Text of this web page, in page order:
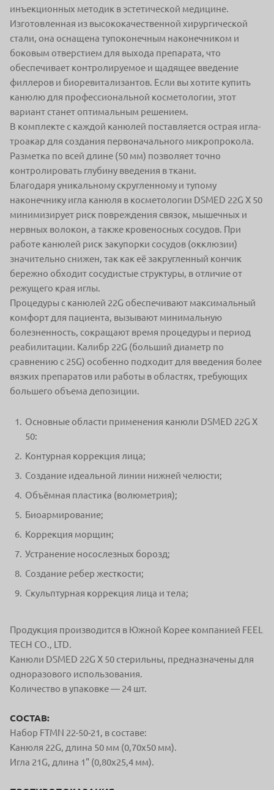
инъекционных методик в эстетической медицине.
Изготовленная из высококачественной хирургической
стали, она оснащена тупоконечным наконечником и
боковым отверстием для выхода препарата, что
обеспечивает контролируемое и щадящее введение
филлеров и биоревитализантов. Если вы хотите купить
канюлю для профессиональной косметологии, этот
вариант станет оптимальным решением.
В комплекте с каждой канюлей поставляется острая игла-
троакар для создания первоначального микропрокола.
Разметка по всей длине (50 мм) позволяет точно
контролировать глубину введения в ткани.
Благодаря уникальному скругленному и тупому
наконечнику игла канюля в косметологии DSMED 22G X 50
минимизирует риск повреждения связок, мышечных и
нервных волокон, а также кровеносных сосудов. При
работе канюлей риск закупорки сосудов (окклюзии)
значительно снижен, так как её закругленный кончик
бережно обходит сосудистые структуры, в отличие от
режущего края иглы.
Процедуры с канюлей 22G обеспечивают максимальный
комфорт для пациента, вызывают минимальную
болезненность, сокращают время процедуры и период
реабилитации. Калибр 22G (больший диаметр по
сравнению с 25G) особенно подходит для введения более
вязких препаратов или работы в областях, требующих
большего объема депозиции.
Основные области применения канюли DSMED 22G X
50:
Контурная коррекция лица;
Создание идеальной линии нижней челюсти;
Объёмная пластика (волюметрия);
Биоармирование;
Коррекция морщин;
Устранение носослезных борозд;
Создание ребер жесткости;
Скульптурная коррекция лица и тела;
Продукция производится в Южной Корее компанией FEEL
TECH CO., LTD.
Канюли DSMED 22G X 50 стерильны, предназначены для
одноразового использования.
Количество в упаковке — 24 шт.
СОСТАВ:
Набор FTMN 22-50-21, в составе:
Канюля 22G, длина 50 мм (0,70x50 мм).
Игла 21G, длина 1" (0,80x25,4 мм).